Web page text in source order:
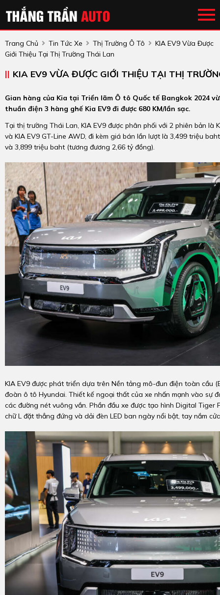
Trang Chủ Tin Tức Xe Thị Trường Ô Tô
KIA EV9 Vừa Được
Giới Thiệu Tại Thị Trường Thái Lan
KIA EV9 VỪA ĐƯỢC GIỚI THIỆU TẠI THỊ
Gian hàng của Kia tại Triển lãm Ô tô Quốc tế Bangkok 2024
thuần điện 3 hàng ghế Kia EV9 đi được 680 KM/lần sạc.
Tại thị trường Thái Lan, KIA EV9 được phân phối với 2 phiên bản là
và KIA EV9 GT-Line AWD, đi kèm giá bán lần lượt là 3,499 triệu
và 3,899 triệu baht (tương đương 2,66 tỷ đồng).
KIA EV9 được phát triển dựa trên Nền tảng mô-đun điện toàn cầu
đoàn ô tô Hyundai. Thiết kế ngoại thất của xe nhấn mạnh vào sự
các đường nét vuông vắn. Phần đầu xe được tạo hình Digital Tiger
chữ L đặt thẳng đứng và dải đèn LED ban ngày nổi bật, tay nắm